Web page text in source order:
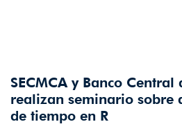
SECMCA y Banco
realizan seminario sobre
de tiempo en R